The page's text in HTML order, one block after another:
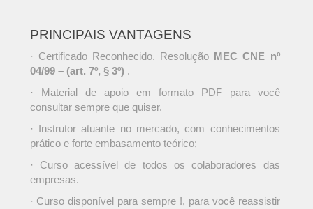
PRINCIPAIS VANTAGENS
· Certificado Reconhecido. Resolução MEC CNE nº
04/99 – (art. 7º, § 3º) .
· Material de apoio em formato PDF para você
consultar sempre que quiser.
· Instrutor atuante no mercado, com conhecimentos
prático e forte embasamento teórico;
· Curso acessível de todos os colaboradores das
empresas.
· Curso disponível para sempre !, para você reassistir